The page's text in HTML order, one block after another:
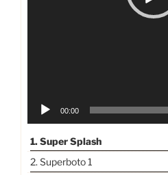
00:00
1.Super Splash
2.Superboto 1